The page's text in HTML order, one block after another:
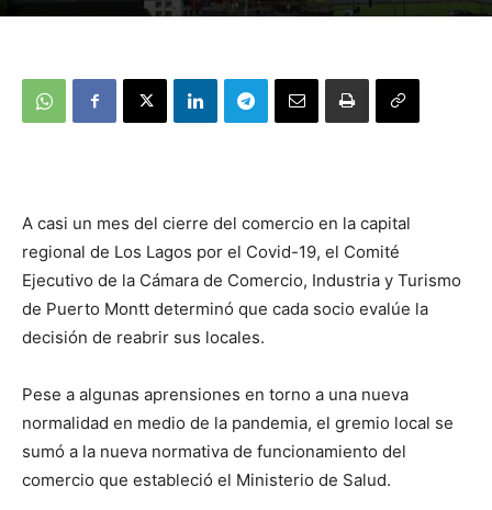
A casi un mes del cierre del comercio en la capital
regional de Los Lagos por el Covid-19, el Comité
Ejecutivo de la Cámara de Comercio, Industria y Turismo
de Puerto Montt determinó que cada socio evalúe la
decisión de reabrir sus locales.
Pese a algunas aprensiones en torno a una nueva
normalidad en medio de la pandemia, el gremio local se
sumó a la nueva normativa de funcionamiento del
comercio que estableció el Ministerio de Salud.